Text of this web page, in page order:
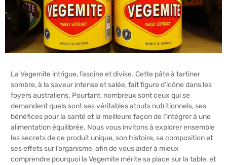
La Vegemite intrigue, fascine et divise. Cette pâte à tartiner
sombre, à la saveur intense et salée, fait figure d’icône dans les
foyers australiens. Pourtant, nombreux sont ceux qui se
demandent quels sont ses véritables atouts nutritionnels, ses
bénéfices pour la santé et la meilleure façon de l’intégrer à une
alimentation équilibrée. Nous vous invitons à explorer ensemble
les secrets de ce produit unique, son histoire, sa composition et
ses effets sur l’organisme, afin de vous aider à mieux
comprendre pourquoi la Vegemite mérite sa place sur la table, et